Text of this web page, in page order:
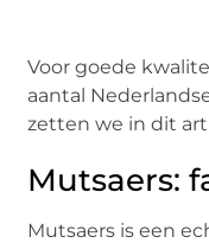
Voor goede
aantal
zetten we in dit
Mutsaers:
Mutsaers is een